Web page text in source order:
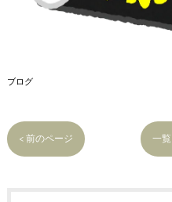
ブログ
< 前のページ 一